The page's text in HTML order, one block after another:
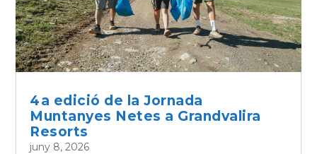
4a edició de la Jornada
Muntanyes Netes a Grandvalira
Resorts
juny 8, 2026